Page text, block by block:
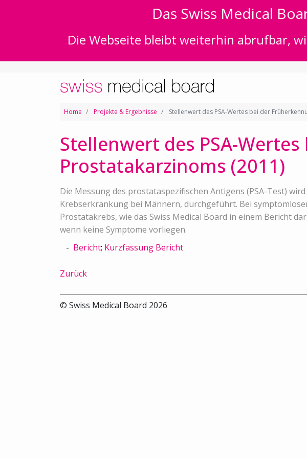
Das Swiss Medical
Die Webseite bleibt weiterhin abrufbar,
Home Projekte & Ergebnisse Stellenwert des PSA-Wertes bei der
Stellenwert des PSA-
Prostatakarzinoms (2011)
Die Messung des prostataspezifischen Antigens (PSA-Test)
Krebserkrankung bei Männern, durchgeführt. Bei
Prostatakrebs, wie das Swiss Medical Board in einem Bericht
wenn keine Symptome vorliegen.
Bericht; Kurzfassung Bericht
Zurück
© Swiss Medical Board 2026